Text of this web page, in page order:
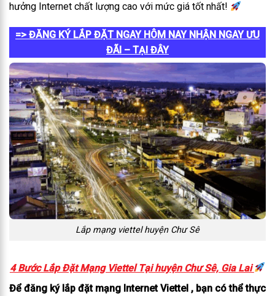
hưởng Internet chất lượng cao với mức giá tốt nhất!
=> ĐĂNG KÝ LẮP ĐẶT NGAY HÔM NAY NHẬN NGAY ƯU
ĐÃI – TẠI ĐÂY
Lắp mạng viettel huyện Chư Sê
4 Bước Lắp Đặt Mạng Viettel Tại huyện Chư Sê, Gia Lai
Để đăng ký lắp đặt mạng Internet Viettel , bạn có thể thực